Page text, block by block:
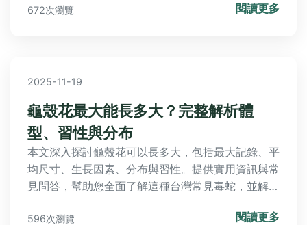
672次瀏覽 閱讀更多
2025-11-19
龜殼花最大能長多大？完整解析體
型、習性與分布
本文深入探討龜殼花可以長多大，包括最大記錄、平
均尺寸、生長因素、分布與習性。提供實用資訊與常
見問答，幫助您全面了解這種台灣常見毒蛇，並解答
596次瀏覽 閱讀更多